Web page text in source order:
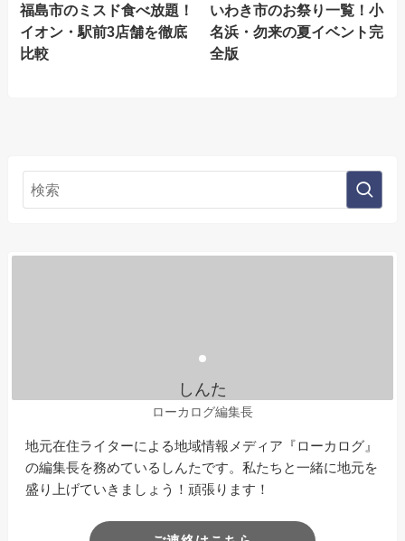
福島市のミスド食べ放題！
イオン・駅前3店舗を徹底
比較
いわき市のお祭り一覧！小
名浜・勿来の夏イベント完
全版
しんた
ローカログ編集長
地元在住ライターによる地域情報メディア『ローカログ』
の編集長を務めているしんたです。私たちと一緒に地元を
盛り上げていきましょう！頑張ります！